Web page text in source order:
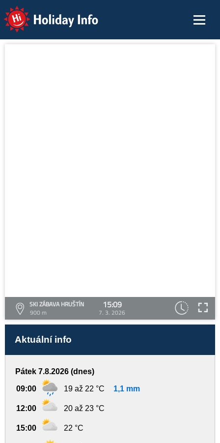
Holiday Info
SKI ZÁBAVA HRUŠTÍN
900 m
15:09
7. 3. 2026
Aktuální info
Pátek 7.8.2026 (dnes)
09:00 19 až 22 °C 1,1 mm
12:00 20 až 23 °C
15:00 22 °C